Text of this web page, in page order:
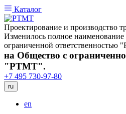
Каталог
Проектирование и производство
Изменилось полное
ограниченной
на Общество с
"РТМТ".
+7 495 730-97-80
ru
en